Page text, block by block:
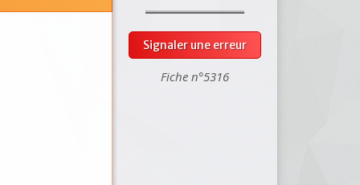
Signaler une erreur
Fiche n°5316